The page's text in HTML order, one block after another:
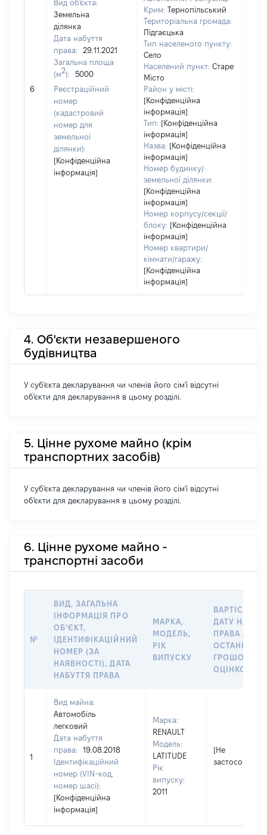
6
Вид об'єкта:
Земельна
ділянка
Дата набуття
права:
29.11.2021
Загальна площа
(м2):
5000
Реєстраційний
номер
(кадастровий
номер для
земельної
ділянки):
[Конфіденційна
інформація]
Крим: Тернопільський
Територіальна громада:
Підгаєцька
Тип населеного пункту:
Село
Населений пункт: Старе
Місто
Район у місті:
[Конфіденційна
інформація]
Тип: [Конфіденційна
інформація]
Назва: [Конфіденційна
інформація]
Номер будинку/
земельної ділянки:
[Конфіденційна
інформація]
Номер корпусу/секції/
блоку: [Конфіденційна
інформація]
Номер квартири/
кімнати/гаражу:
[Конфіденційна
інформація]
4. Об'єкти незавершеного
будівництва
У суб'єкта декларування чи членів його сім'ї відсутні
об'єкти для декларування в цьому розділі.
5. Цінне рухоме майно (крім
транспортних засобів)
У суб'єкта декларування чи членів його сім'ї відсутні
об'єкти для декларування в цьому розділі.
6. Цінне рухоме майно -
транспортні засоби
№
ВИД, ЗАГАЛЬНА
ІНФОРМАЦІЯ ПРО
ОБʼЄКТ,
ІДЕНТИФІКАЦІЙНИЙ
НОМЕР (ЗА
НАЯВНОСТІ), ДАТА
НАБУТТЯ ПРАВА
МАРКА,
МОДЕЛЬ,
РІК
ВИПУСКУ
ВАРТІСТЬ НА
ДАТУ
ПРАВА АБО
ГРОШОВОЮ
ОЦІНКОЮ,
1
Вид майна:
Автомобіль
легковий
Дата набуття
права:
19.08.2018
Ідентифікаційний
номер (VIN-код,
номер шасі):
[Конфіденційна
інформація]
Марка:
RENAULT
Модель:
LATITUDE
Рік
випуску:
2011
[Не